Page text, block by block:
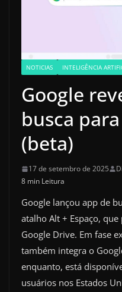
NOTICIAS INTELIGÊNCIA
Google
busca
(beta)
17 de setembro de 2025
8 min Leitura
Google lançou app de
atalho Alt + Espaço,
Google Drive. Em fase
também integra o
enquanto, está
usuários nos Estados